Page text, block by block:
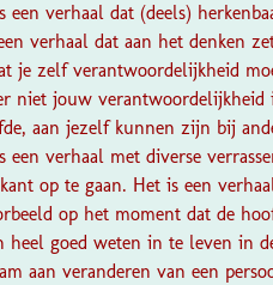
een verhaal dat (deels)
verhaal dat aan het denken
je zelf verantwoordelijkheid
niet jouw
aan jezelf kunnen zijn bij
een verhaal met diverse
op te gaan. Het is een
op het moment dat de
heel goed weten in te leven in
aan veranderen van een